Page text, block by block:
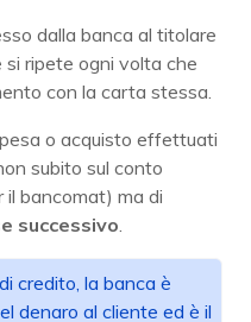
dalla banca al titolare
si ripete ogni volta che
con la carta stessa.
o acquisto effettuati
subito sul conto
il bancomat) ma di
successivo
credito, la banca è
denaro al cliente ed è il